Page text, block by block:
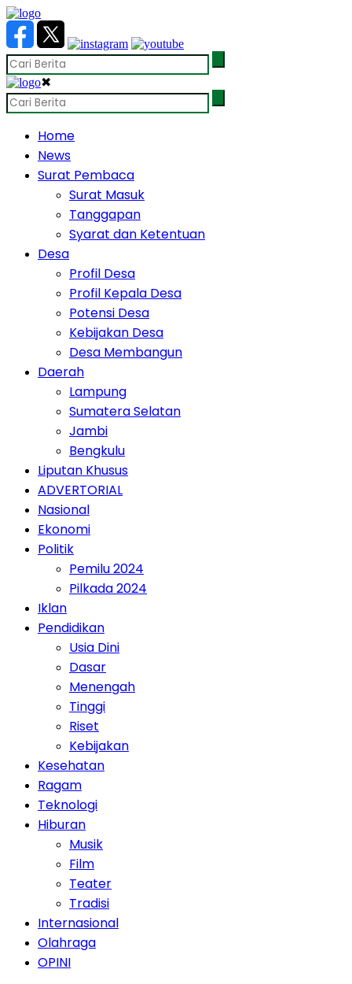
✖
Home
News
Surat Pembaca
Surat Masuk
Tanggapan
Syarat dan Ketentuan
Desa
Profil Desa
Profil Kepala Desa
Potensi Desa
Kebijakan Desa
Desa Membangun
Daerah
Lampung
Sumatera Selatan
Jambi
Bengkulu
Liputan Khusus
ADVERTORIAL
Nasional
Ekonomi
Politik
Pemilu 2024
Pilkada 2024
Iklan
Pendidikan
Usia Dini
Dasar
Menengah
Tinggi
Riset
Kebijakan
Kesehatan
Ragam
Teknologi
Hiburan
Musik
Film
Teater
Tradisi
Internasional
Olahraga
OPINI